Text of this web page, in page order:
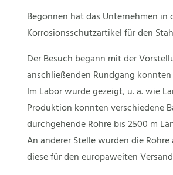
Begonnen hat das Unternehmen
Korrosionsschutzartikel für den
Der Besuch begann mit der
anschließenden Rundgang
Im Labor wurde gezeigt, u. a. wie
Produktion konnten verschiedene
durchgehende Rohre bis 2500 m
An anderer Stelle wurden die
diese für den europaweiten